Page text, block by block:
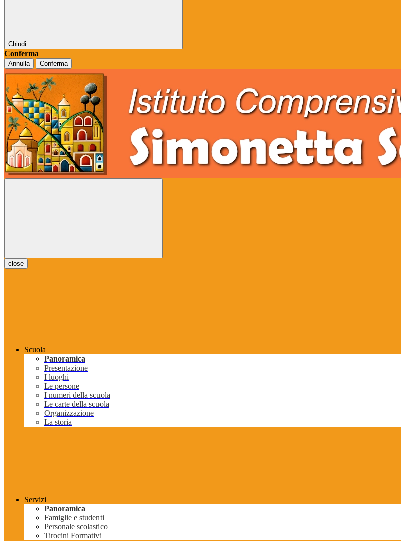
Chiudi
Conferma
Annulla Conferma
close
Scuola
Panoramica
Presentazione
I luoghi
Le persone
I numeri della scuola
Le carte della scuola
Organizzazione
La storia
Servizi
Panoramica
Famiglie e studenti
Personale scolastico
Tirocini Formativi